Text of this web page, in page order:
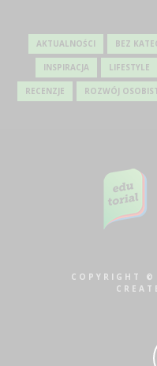
AKTUALNOŚCI BEZ
INSPIRACJA LIFESTYLE
RECENZJE ROZWÓJ
COPYRIGHT